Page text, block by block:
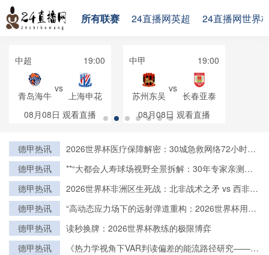
所有联赛 24直播网英超 24直播网世界
中超 19:00
青岛海牛
vs
上海申花
08月08日 观看直播
中甲 19:00
苏州东吴
vs
长春亚泰
08月08日 观看直播
德甲热讯
2026世界杯医疗保障解密：30城急救网络72小时全
德甲热讯
**“大都会人寿球场视野全景拆解：30年专家亲测的
德甲热讯
2026世界杯非洲区生死战：北非战术之矛 vs 西非力
德甲热讯
“高动态应力场下的远射弹道重构：2026世界杯用球
德甲热讯
读秒换牌：2026世界杯教练的极限博弈
德甲热讯
《热力学视角下VAR判读偏差的能流路径研究——基